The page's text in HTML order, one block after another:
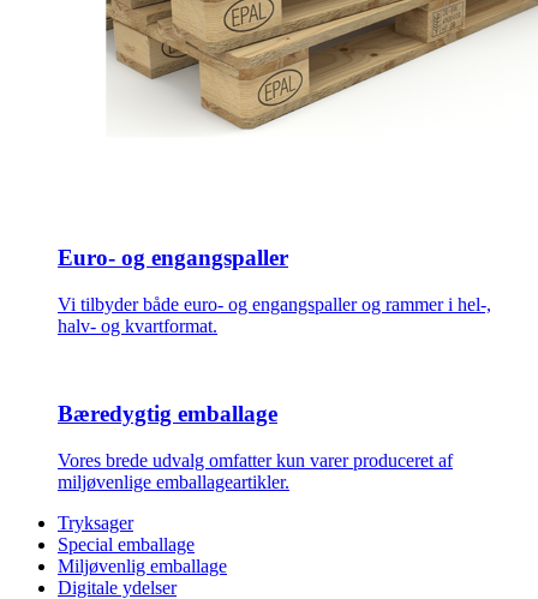
Euro- og engangspaller
Vi tilbyder både euro- og engangspaller og rammer i hel-,
halv- og kvartformat.
Bæredygtig emballage
Vores brede udvalg omfatter kun varer produceret af
miljøvenlige emballageartikler.
Tryksager
Special emballage
Miljøvenlig emballage
Digitale ydelser